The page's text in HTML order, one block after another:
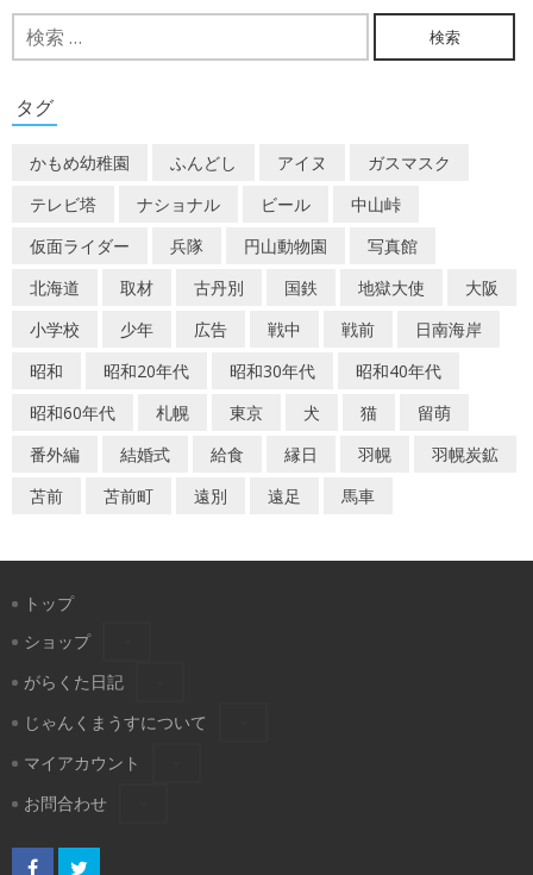
ナ
ビ
ゲ
ー
シ
ョ
ン
検
索:
タグ
かもめ幼稚園 ふんどし アイヌ
ガスマスク
テレビ塔
ナショナル ビール
中山峠
仮面ライダー
兵隊 円山動物園
写真館
北海道
取材 古丹別 国鉄 地獄大使
大阪
小学校
少年 広告 戦中 戦前
日南海岸
昭和
昭和20年代 昭和30年代
昭和40年代
昭和60年代
札幌 東京 犬 猫
留萌
番外編
結婚式 給食 縁日 羽幌
羽幌炭鉱
苫前
苫前町 遠別 遠足 馬車
トップ
ショップ
がらくた日記
じゃんくまうすについて
マイアカウント
お問合わせ